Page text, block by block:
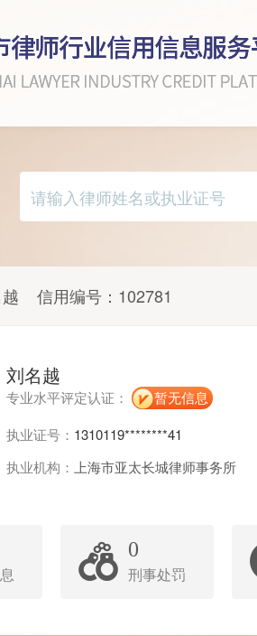
信用编号： 102781
刘名越
专业水平评定认证：
暂无信息
执业证号： 1310119********41
执业机构： 上海市亚太长城律师事务所
0
刑事处罚